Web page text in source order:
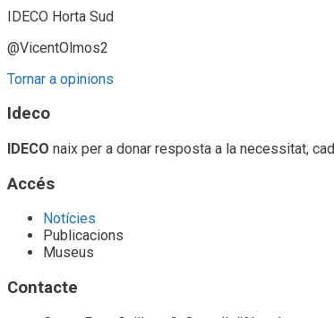
IDECO Horta Sud
@VicentOlmos2
Tornar a opinions
Ideco
IDECO naix per a donar resposta a la necessitat,
Accés
Notícies
Publicacions
Museus
Contacte